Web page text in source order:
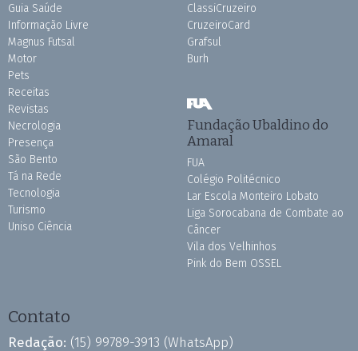
Guia Saúde
Informação Livre
Magnus Futsal
Motor
Pets
Receitas
Revistas
Necrologia
Presença
São Bento
Tá na Rede
Tecnologia
Turismo
Uniso Ciência
ClassiCruzeiro
CruzeiroCard
Grafsul
Burh
Fundação Ubaldino do
Amaral
FUA
Colégio Politécnico
Lar Escola Monteiro Lobato
Liga Sorocabana de Combate ao
Câncer
Vila dos Velhinhos
Pink do Bem OSSEL
Contato
Redação: (15) 99789-3913 (WhatsApp)